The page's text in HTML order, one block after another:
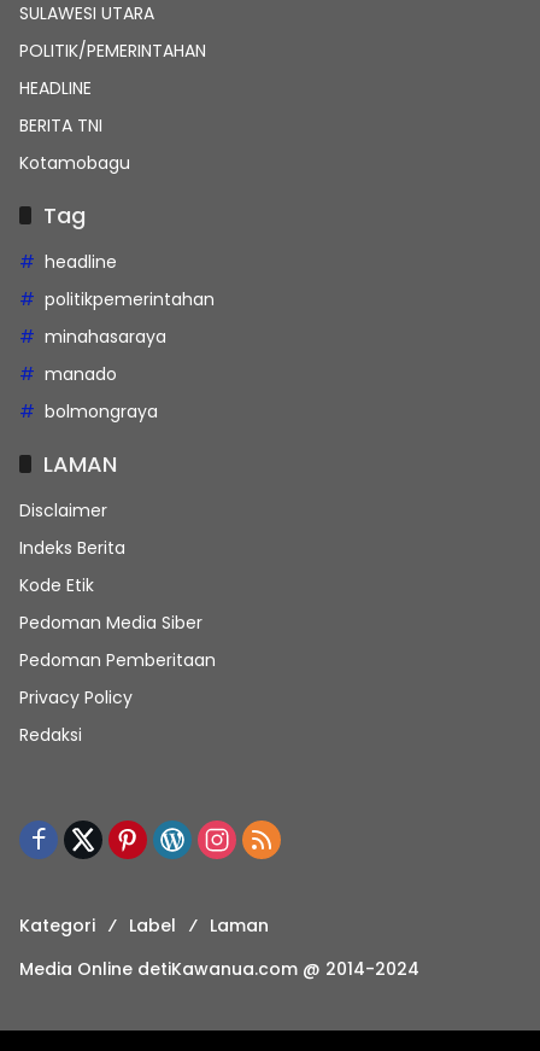
SULAWESI UTARA
POLITIK/PEMERINTAHAN
HEADLINE
BERITA TNI
Kotamobagu
Tag
headline
politikpemerintahan
minahasaraya
manado
bolmongraya
LAMAN
Disclaimer
Indeks Berita
Kode Etik
Pedoman Media Siber
Pedoman Pemberitaan
Privacy Policy
Redaksi
Kategori Label
Laman
Media Online detiKawanua.com @ 2014-2024